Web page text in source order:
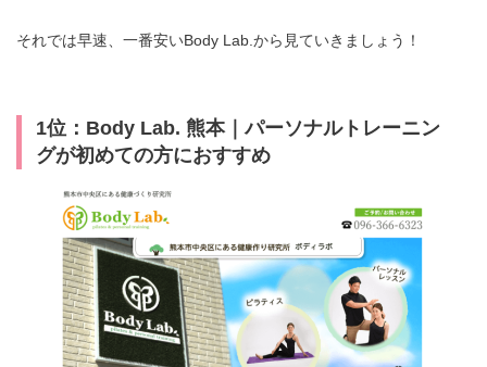
それでは早速、一番安いBody Lab.から見ていきましょう！
1位：Body Lab. 熊本｜パーソナルトレーニン
グが初めての方におすすめ